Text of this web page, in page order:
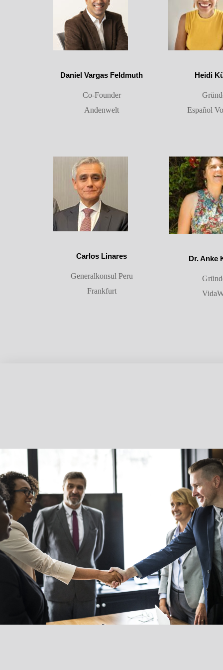
Daniel Vargas Feldmuth
Co-Founder
Andenwelt
Heidi
Español
Carlos Linares
Generalkonsul Peru
Frankfurt
Dr. Anke